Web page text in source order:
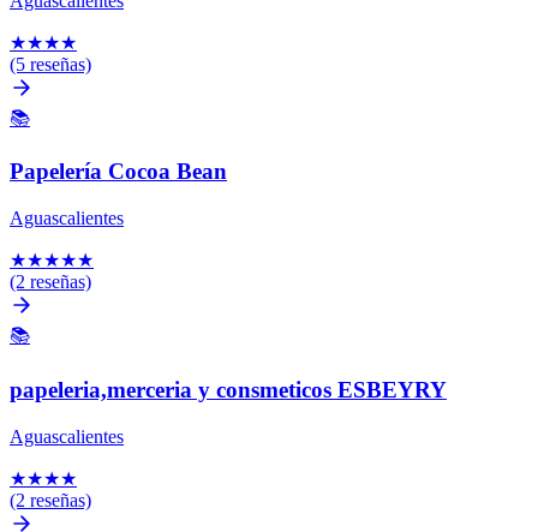
★★★★
(5 reseñas)
📚
Papelería Cocoa Bean
Aguascalientes
★★★★★
(2 reseñas)
📚
papeleria,merceria y consmeticos ESBEYRY
Aguascalientes
★★★★
(2 reseñas)